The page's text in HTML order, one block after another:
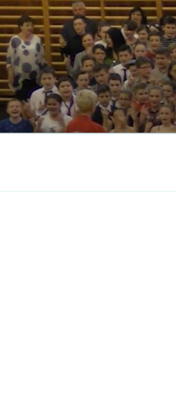
Tartalomhoz